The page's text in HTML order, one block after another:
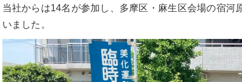
当社からは14名が参加し、多摩区・麻生区会場の宿
いました。